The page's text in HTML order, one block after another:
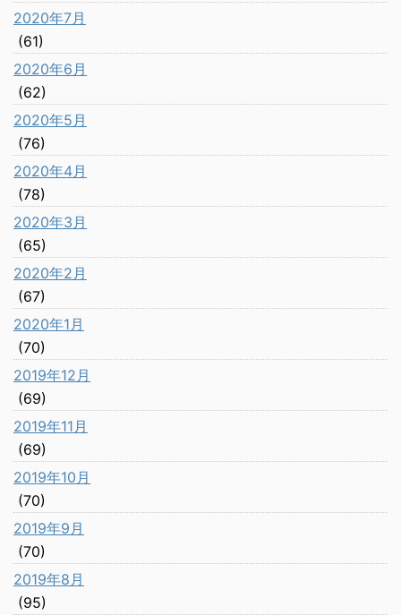
2020年7月
(61)
2020年6月
(62)
2020年5月
(76)
2020年4月
(78)
2020年3月
(65)
2020年2月
(67)
2020年1月
(70)
2019年12月
(69)
2019年11月
(69)
2019年10月
(70)
2019年9月
(70)
2019年8月
(95)